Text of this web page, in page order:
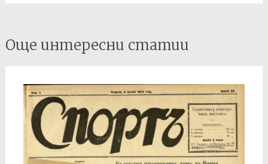
Post
navigation
Още интересни статии